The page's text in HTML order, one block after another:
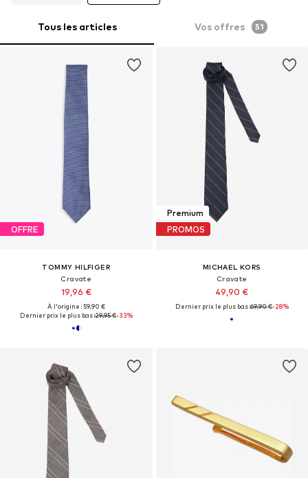
Tous les articles Vos offres 51
OFFRE
TOMMY HILFIGER
Cravate
19,96 €
À l'origine : 59,90 €
Dernier prix le plus bas :29,95 €-33%
Premium
PROMOS
MICHAEL KORS
Cravate
49,90 €
Dernier prix le plus bas :69,90 €-28%